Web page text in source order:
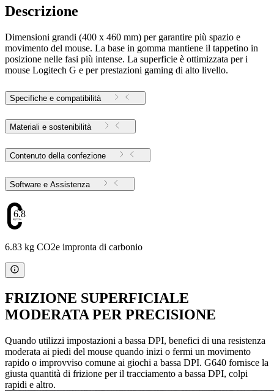
Descrizione
Dimensioni grandi (400 x 460 mm) per garantire più spazio e
movimento del mouse. La base in gomma mantiene il tappetino in
posizione nelle fasi più intense. La superficie è ottimizzata per i
mouse Logitech G e per prestazioni gaming di alto livello.
Specifiche e compatibilità
Materiali e sostenibilità
Contenuto della confezione
Software e Assistenza
6.83
6.83 kg CO2e impronta di carbonio
FRIZIONE SUPERFICIALE
MODERATA PER PRECISIONE
Quando utilizzi impostazioni a bassa DPI, benefici di una resistenza
moderata ai piedi del mouse quando inizi o fermi un movimento
rapido o improvviso comune ai giochi a bassa DPI. G640 fornisce la
giusta quantità di frizione per il tracciamento a bassa DPI, colpi
rapidi e altro.